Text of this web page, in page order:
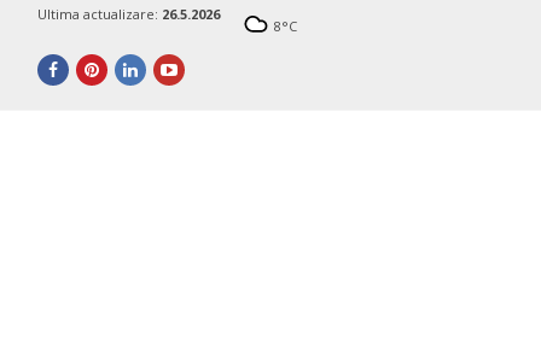
Ultima actualizare: 26.5.2026
8°C